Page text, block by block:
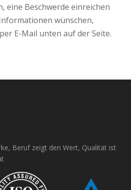
eine Beschwerde einreichen
wünschen,
E-Mail unten auf der Seite.
Beruf zeigt den Wert, Qualität ist